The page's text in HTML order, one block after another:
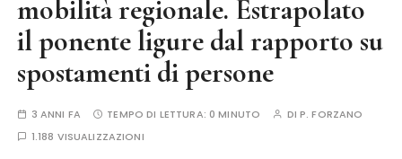
mobilità regionale. Estrapolato
il ponente ligure dal rapporto su
spostamenti di persone
3 ANNI FA TEMPO DI LETTURA: 0 MINUTO DI P. FORZANO
1.188 VISUALIZZAZIONI